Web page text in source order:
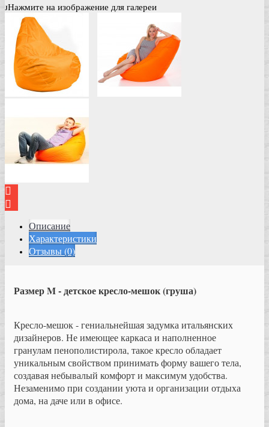
Нажмите на изображение для галереи
Описание
Характеристики
Отзывы (0)
Размер M - детское кресло-мешок (груша)
Кресло-мешок - гениальнейшая задумка итальянских
дизайнеров. Не имеющее каркаса и наполненное
гранулам пенополистирола, такое кресло обладает
уникальным свойством принимать форму вашего тела,
создавая небывалый комфорт и максимум удобства.
Незаменимо при создании уюта и организации отдыха
дома, на даче или в офисе.